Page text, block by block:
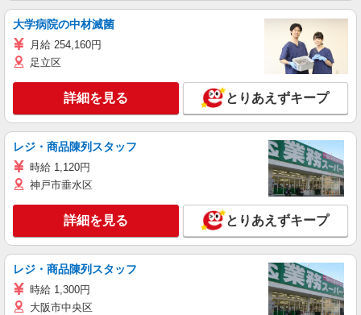
大学病院の中材滅菌
月給 254,160円
足立区
詳細を見る とりあえずキープ
レジ・商品陳列スタッフ
時給 1,120円
神戸市垂水区
詳細を見る とりあえずキープ
レジ・商品陳列スタッフ
時給 1,300円
大阪市中央区